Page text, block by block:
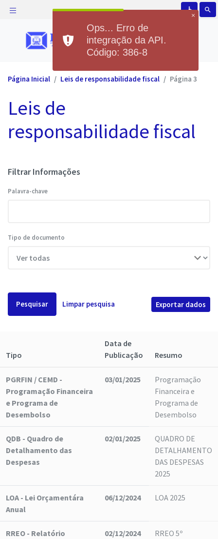
accessible search
Página Inicial Leis de responsabilidade fiscal Página 3
Leis de
responsabilidade fiscal
Filtrar Informações
Palavra-chave
Tipo de documento
Pesquisar Limpar pesquisa Exportar dados
Tipo
Data de
Publicação
Resumo
PGRFIN / CEMD -
Programação Financeira
e Programa de
Desembolso
03/01/2025
Programação
Financeira e
Programa de
Desembolso
QDB - Quadro de
Detalhamento das
Despesas
02/01/2025
QUADRO DE
DETALHAMENTO
DAS DESPESAS
2025
LOA - Lei Orçamentára
Anual
06/12/2024 LOA 2025
RREO - Relatório
02/12/2024
RREO 5º
×
Ops... Erro de
integração da API.
Código: 386-8